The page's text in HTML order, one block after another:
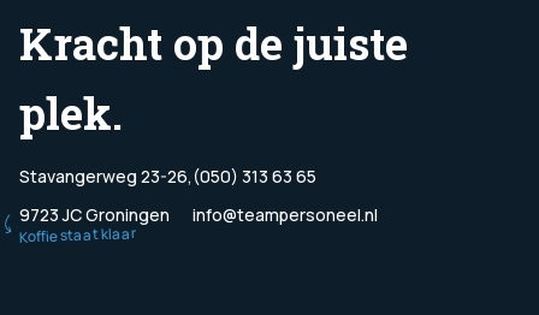
Kracht op de juiste
plek.
Stavangerweg 23-26,
9723 JC Groningen
Koffie staat klaar
(050) 313 63 65
info@teampersoneel.nl